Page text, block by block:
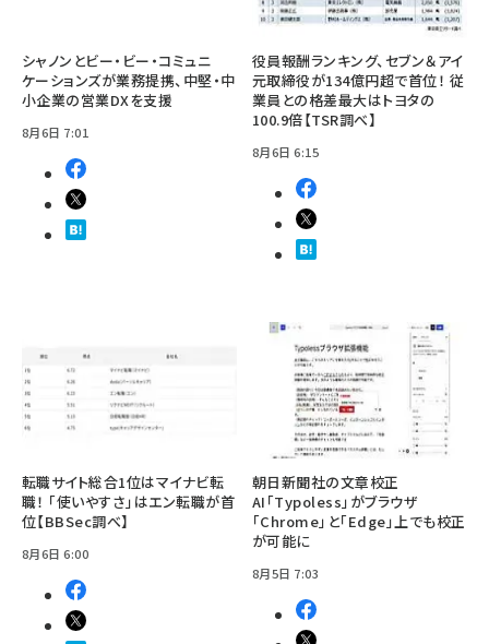
シャノンとビー・ビー・コミュニ
ケーションズが業務提携、中堅・中
小企業の営業DXを支援
8月6日 7:01
役員報酬ランキング、セブン＆アイ
元取締役が134億円超で首位！ 従
業員との格差最大はトヨタの
100.9倍【TSR調べ】
8月6日 6:15
転職サイト総合1位はマイナビ転
職！ 「使いやすさ」はエン転職が首
位【BBSec調べ】
8月6日 6:00
朝日新聞社の文章校正
AI「Typoless」がブラウザ
「Chrome」と「Edge」上でも校正
が可能に
8月5日 7:03